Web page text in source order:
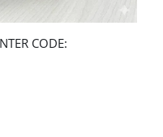
CODE: